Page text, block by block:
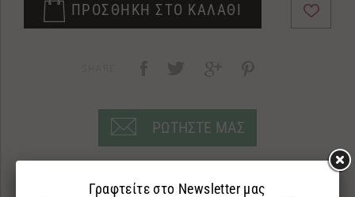
ΠΡΟΣΘΗΚΗ ΣΤΟ ΚΑΛΑΘΙ
ΡΩΤΗΣΤΕ ΜΑΣ